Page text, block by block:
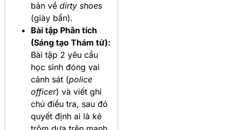
bản về dirty shoes
(giày bẩn).
Bài tập Phân tích
(Sáng tạo Thám tử):
Bài tập 2 yêu cầu
học sinh đóng vai
cảnh sát (police
officer) và viết ghi
chú điều tra, sau đó
quyết định ai là kẻ